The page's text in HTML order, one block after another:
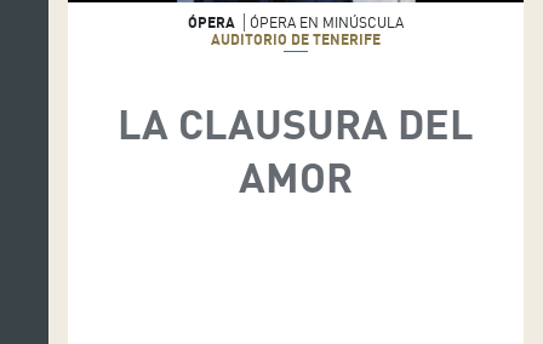
ÓPERA
ÓPERA EN MINÚSCULA
AUDITORIO DE TENERIFE
LA CLAUSURA DEL
AMOR